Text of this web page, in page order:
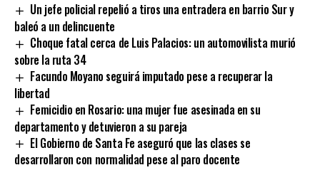
Un jefe policial repelió a tiros una entradera en barrio Sur y
baleó a un delincuente
Choque fatal cerca de Luis Palacios: un automovilista murió
sobre la ruta 34
Facundo Moyano seguirá imputado pese a recuperar la
libertad
Femicidio en Rosario: una mujer fue asesinada en su
departamento y detuvieron a su pareja
El Gobierno de Santa Fe aseguró que las clases se
desarrollaron con normalidad pese al paro docente